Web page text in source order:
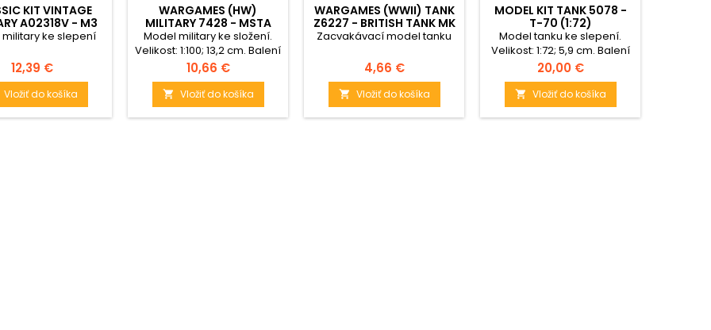
KIT VINTAGE
A02318V - M3
TRACK & 1 TON
ke slepení
Cena
12,39 €
Vložiť do košíka
WARGAMES (HW)
MILITARY 7428 - MSTA
(1:100)
Model military ke složení.
Velikost: 1:100; 13,2 cm. Balení
obsahuje: 25 dílků ke
složení.
Cena
10,66 €
 Vložiť do košíka
WARGAMES (WWII) TANK
Z6227 - BRITISH TANK MK
IV CRUISER (1:100)
Zacvakávací model tanku
Cena
4,66 €
 Vložiť do košíka
MODEL KIT TANK 5078 -
T-70 (1:72)
Model tanku ke slepení.
Velikost: 1:72; 5,9 cm. Balení
obsahuje: 122 dílků ke
slepení.
Cena
20,00 €
 Vložiť do košíka